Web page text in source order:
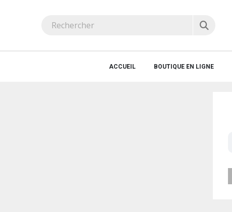
ACCUEIL BOUTIQUE EN LIGNE